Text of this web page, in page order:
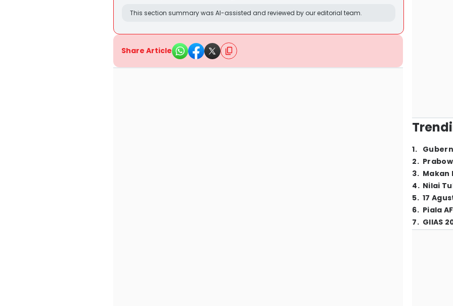
This section summary was AI-assisted and reviewed by our editorial team.
Share Article
1.
2.
3. Makan
4. Nilai
5. 17
6. Piala
7. GIIAS